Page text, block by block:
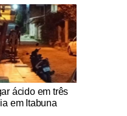
ácido em três
em Itabuna